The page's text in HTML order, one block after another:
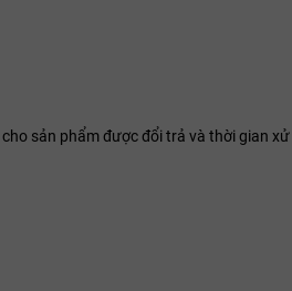
sản phẩm được đổi trả và thời gian